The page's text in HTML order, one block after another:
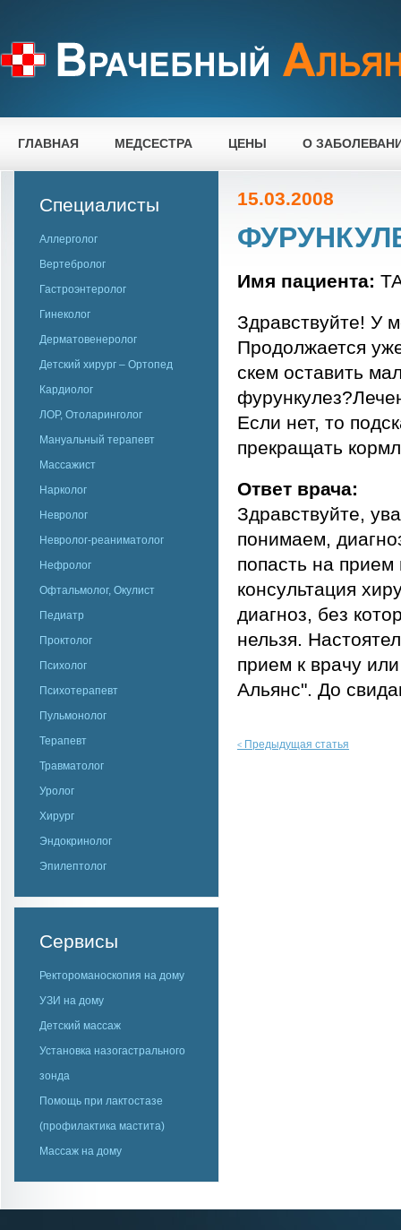
ГЛАВНАЯ МЕДСЕСТРА ЦЕНЫ О
Специалисты
Аллерголог
Вертебролог
Гастроэнтеролог
Гинеколог
Дерматовенеролог
Детский хирург – Ортопед
Кардиолог
ЛОР, Отоларинголог
Мануальный терапевт
Массажист
Нарколог
Невролог
Невролог-реаниматолог
Нефролог
Офтальмолог, Окулист
Педиатр
Проктолог
Психолог
Психотерапевт
Пульмонолог
Терапевт
Травматолог
Уролог
Хирург
Эндокринолог
Эпилептолог
Сервисы
Ректороманоскопия на дому
УЗИ на дому
Детский массаж
Установка назогастрального
зонда
Помощь при лактостазе
(профилактика мастита)
Массаж на дому
15.03.2008
Имя пациента:
Здравствуйте! У
Продолжается
скем оставить
Если нет, то
прекращать
Ответ врача:
Здравствуйте,
понимаем,
попасть на
консультация
диагноз, без
нельзя.
прием к врачу
Альянс". До
< Предыдущая статья